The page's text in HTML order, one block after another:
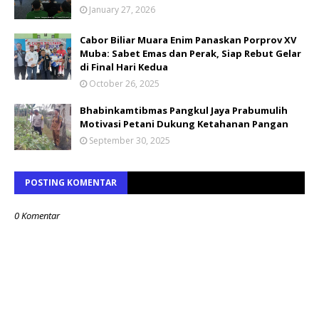
January 27, 2026
Cabor Biliar Muara Enim Panaskan Porprov XV
Muba: Sabet Emas dan Perak, Siap Rebut Gelar
di Final Hari Kedua
October 26, 2025
Bhabinkamtibmas Pangkul Jaya Prabumulih
Motivasi Petani Dukung Ketahanan Pangan
September 30, 2025
POSTING KOMENTAR
0 Komentar